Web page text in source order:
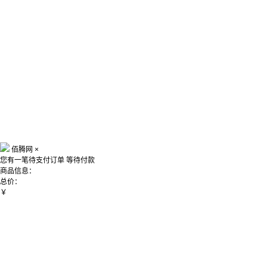
佰腾网 ×
您有一笔待支付订单 等待付款
商品信息：
总价：
￥